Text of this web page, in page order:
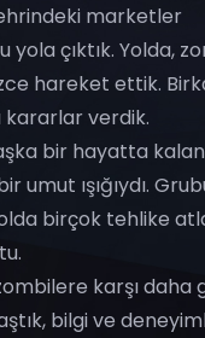
marketler
yola çıktık. Yolda,
hareket ettik.
kararlar verdik.
bir hayatta
umut ışığıydı.
birçok tehlike
karşı daha
bilgi ve